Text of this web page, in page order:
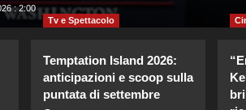
: 2:00
Tv e Spettacolo
Temptation Island 2026:
anticipazioni e scoop sulla
puntata di settembre